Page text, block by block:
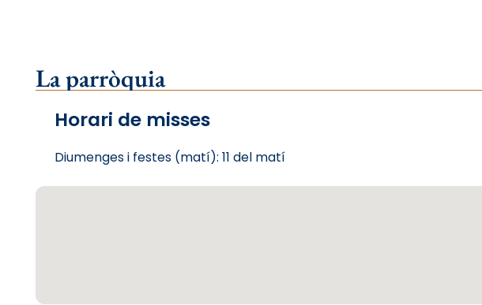
La parròquia
Horari de misses
Diumenges i festes (matí): 11 del matí